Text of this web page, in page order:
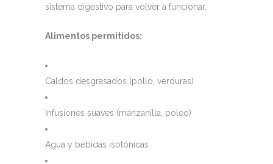
sistema digestivo para volver a funcionar.
Alimentos permitidos:
Caldos desgrasados (pollo, verduras)
Infusiones suaves (manzanilla, poleo)
Agua y bebidas isotónicas